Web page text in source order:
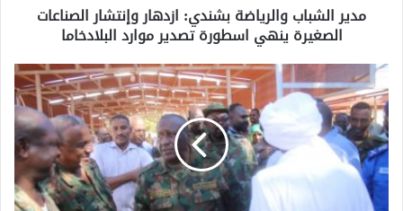
مدير الشباب والرياضة بشندي: ازدهار وإنتشار الصناعات
الصغيرة ينهي اسطورة تصدير موارد البلادخاما